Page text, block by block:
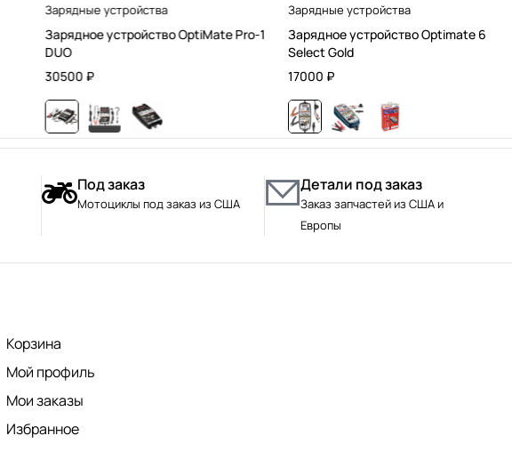
Зарядные устройства
Зарядное устройство OptiMate Pro-1
DUO
30500 ₽
Зарядные устройства
Зарядное устройство Optimate 6
Select Gold
17000 ₽
Под заказ
Мотоциклы под заказ из США
Детали под заказ
Заказ запчастей из США и
Европы
Корзина
Мой профиль
Мои заказы
Избранное